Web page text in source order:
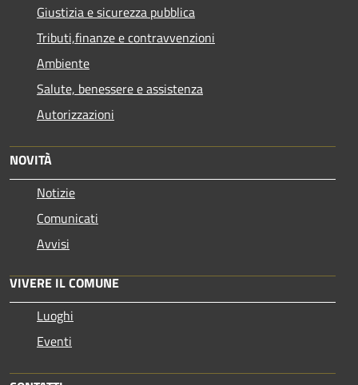
Giustizia e sicurezza pubblica
Tributi,finanze e contravvenzioni
Ambiente
Salute, benessere e assistenza
Autorizzazioni
NOVITÀ
Notizie
Comunicati
Avvisi
VIVERE IL COMUNE
Luoghi
Eventi